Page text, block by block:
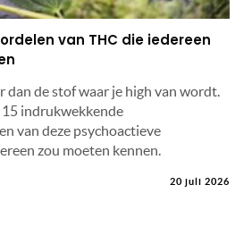
van THC die iedereen
dan de stof waar je high van wordt.
15 indrukwekkende
van deze psychoactieve
zou moeten kennen.
20 juli 2026